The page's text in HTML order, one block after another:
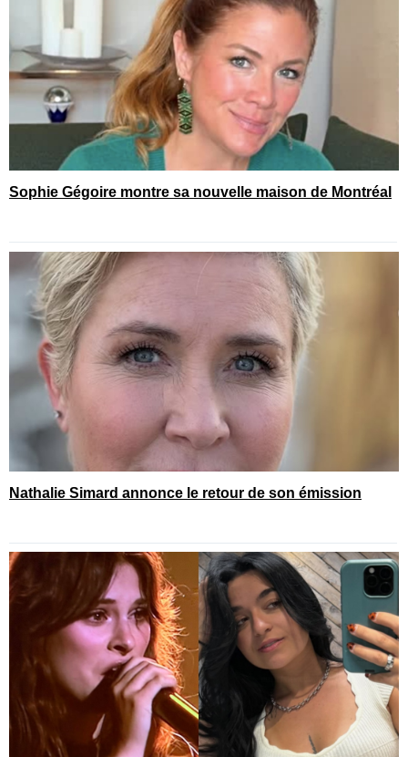
Sophie Gégoire montre sa nouvelle maison de Montréal
Nathalie Simard annonce le retour de son émission